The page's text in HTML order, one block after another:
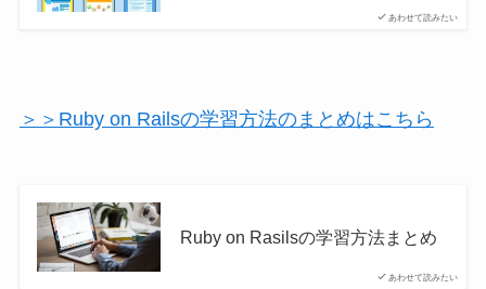
あわせて読みたい
＞＞Ruby on Railsの学習方法のまとめはこちら
あわせて読みたい
Ruby on Rasilsの学習方法まとめ